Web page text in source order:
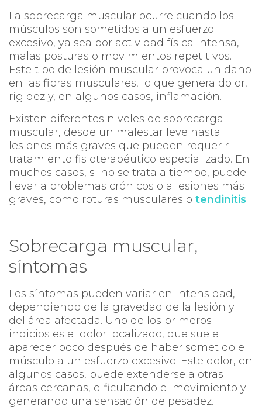
La sobrecarga muscular ocurre cuando los
músculos son sometidos a un esfuerzo
excesivo, ya sea por actividad física intensa,
malas posturas o movimientos repetitivos.
Este tipo de lesión muscular provoca un daño
en las fibras musculares, lo que genera dolor,
rigidez y, en algunos casos, inflamación.
Existen diferentes niveles de sobrecarga
muscular, desde un malestar leve hasta
lesiones más graves que pueden requerir
tratamiento fisioterapéutico especializado. En
muchos casos, si no se trata a tiempo, puede
llevar a problemas crónicos o a lesiones más
graves, como roturas musculares o tendinitis.
Sobrecarga muscular,
síntomas
Los síntomas pueden variar en intensidad,
dependiendo de la gravedad de la lesión y
del área afectada. Uno de los primeros
indicios es el dolor localizado, que suele
aparecer poco después de haber sometido el
músculo a un esfuerzo excesivo. Este dolor, en
algunos casos, puede extenderse a otras
áreas cercanas, dificultando el movimiento y
generando una sensación de pesadez.